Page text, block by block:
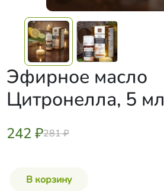
Эфирное масло
Цитронелла, 5 мл
242 ₽281 ₽